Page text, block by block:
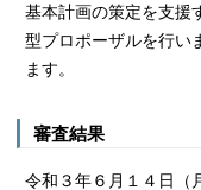
基本計画の策定を支援
型プロポーザルを行い
ます。
審査結果
令和３年６月１４日（